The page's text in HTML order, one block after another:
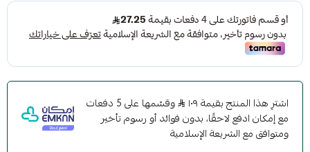
اشترِ هذا المنتج بقيمة ١٠٩
وقسّمها على 5 دفعات
مع إمكان ادفع لاحقًا، بدون فوائد أو رسوم تأخير
ومتوافق مع الشريعة الإسلامية